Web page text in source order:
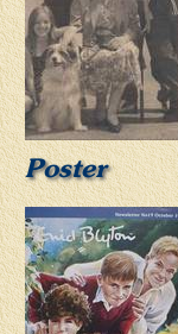
Poster